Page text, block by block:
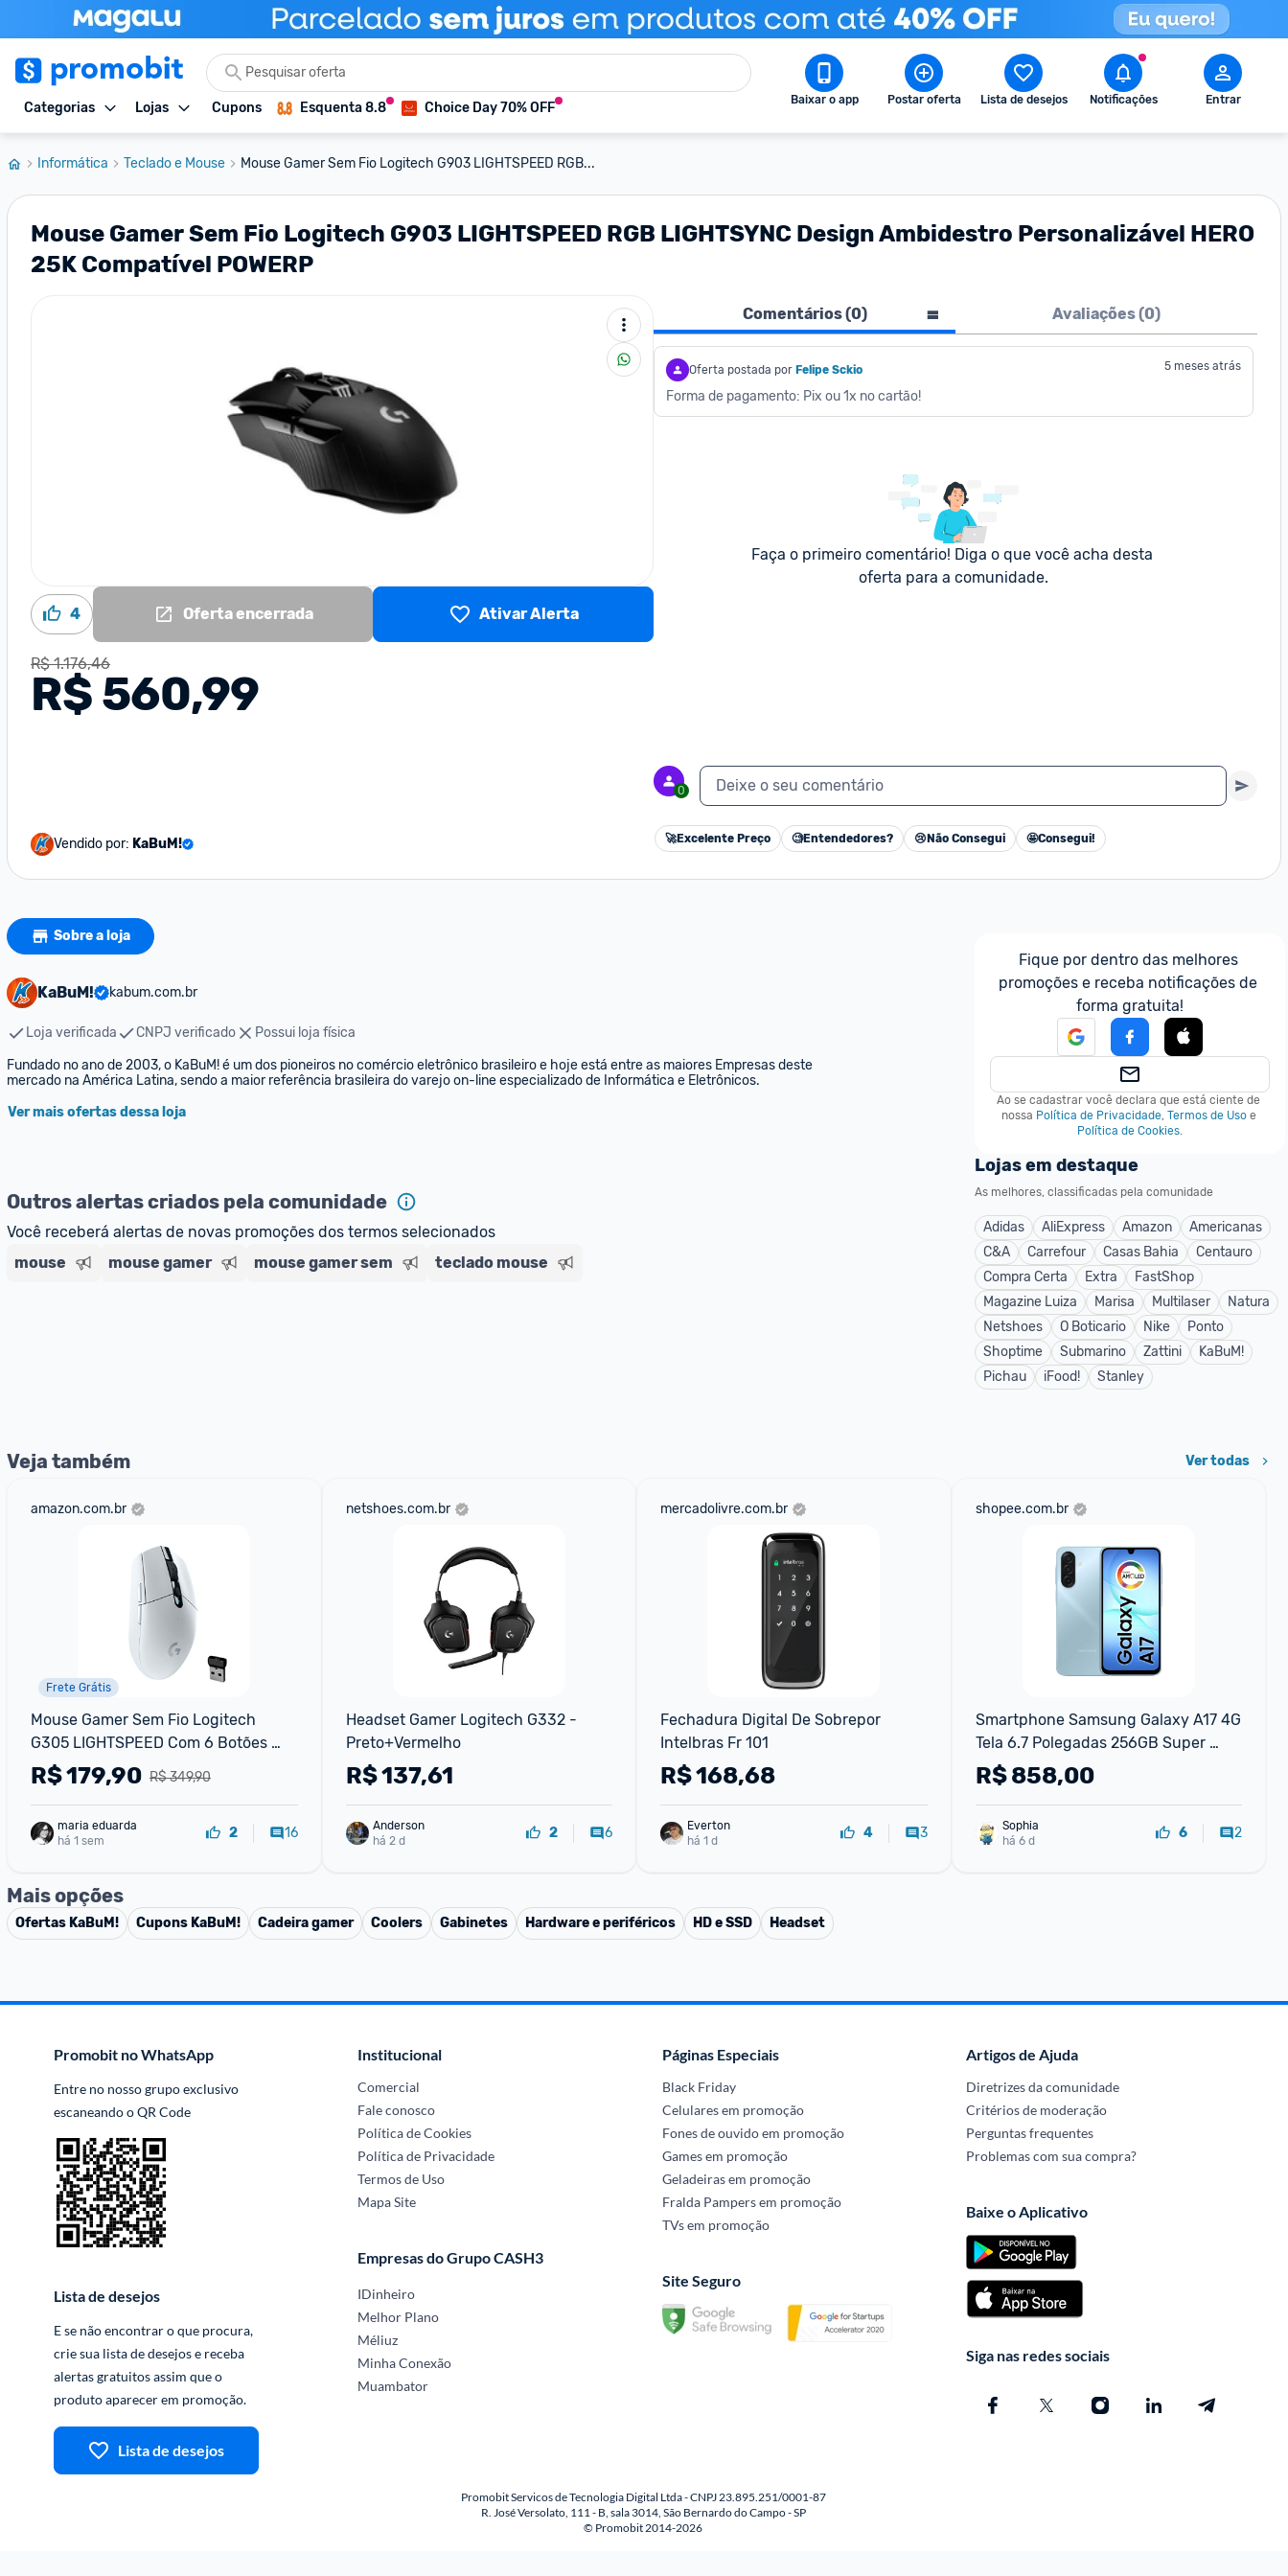
Categorias Lojas Cupons Esquenta 8.8 Choice Day 70% OFF Baixar o app Postar oferta Lista de desejos Notificações Entrar
Informática Teclado e Mouse Mouse Gamer Sem Fio Logitech G903 LIGHTSPEED RGB...
Mouse Gamer Sem Fio Logitech G903 LIGHTSPEED RGB LIGHTSYNC Design Ambidestro Personalizável HERO
25K Compatível POWERP
4 Oferta encerrada Ativar Alerta
R$ 1.176,46
R$ 560,99
Vendido por: KaBuM!
Comentários (0) Avaliações (0)
Oferta postada por Felipe Sckio 5 meses atrás
Forma de pagamento: Pix ou 1x no cartão!
Faça o primeiro comentário! Diga o que você acha desta
oferta para a comunidade.
0 Deixe o seu comentário
🚀Excelente Preço 🧐Entendedores? 😢 Não Consegui 🤩Consegui!
Sobre a loja
KaBuM! kabum.com.br
Loja verificada CNPJ verificado
Possui loja física
Fundado no ano de 2003, o KaBuM! é um dos pioneiros no comércio eletrônico brasileiro e hoje está entre as maiores Empresas deste
mercado na América Latina, sendo a maior referência brasileira do varejo on-line especializado de Informática e Eletrônicos.
Ver mais ofertas dessa loja
Outros alertas criados pela comunidade
Você receberá alertas de novas promoções dos termos selecionados
mouse
mouse gamer mouse gamer sem teclado mouse
Fique por dentro das melhores
promoções e receba notificações de
forma gratuita!
Ao se cadastrar você declara que está ciente de
nossa Política de Privacidade, Termos de Uso e
Política de Cookies.
Lojas em destaque
As melhores, classificadas pela comunidade
Adidas AliExpress Amazon
Americanas
C&A
Carrefour Casas Bahia
Centauro
Compra Certa
Extra
FastShop
Magazine Luiza
Marisa Multilaser
Natura
Netshoes
O Boticario Nike
Ponto
Shoptime
Submarino Zattini
KaBuM!
Pichau
iFood! Stanley
Veja também Ver todas
amazon.com.br
Frete Grátis
Mouse Gamer Sem Fio Logitech
G305 LIGHTSPEED Com 6 Botões
Programáveis E Até 12.000 DPI -
Branco
R$ 349,90
R$179,90
maria eduarda
há 1 sem
2 16
netshoes.com.br
Headset Gamer Logitech G332 -
Preto+Vermelho
R$137,61
Anderson
há 2 d
2 6
mercadolivre.com.br
Fechadura Digital De Sobrepor
Intelbras Fr 101
R$168,68
Everton
há 1 d
4 3
shopee.com.br
Smartphone Samsung Galaxy A17 4G
Tela 6.7 Polegadas 256GB Super
AMOLED Câmera Tripla 50MP Azul
Samsung
R$858,00
Sophia
há 6 d
6 2
Mais opções
Ofertas KaBuM! Cupons KaBuM! Cadeira gamer Coolers Gabinetes Hardware e periféricos HD e SSD Headset
Promobit no WhatsApp
Entre no nosso grupo exclusivo
escaneando o QR Code
Lista de desejos
E se não encontrar o que procura,
crie sua lista de desejos e receba
alertas gratuitos assim que o
produto aparecer em promoção.
Lista de desejos
Institucional
Comercial
Fale conosco
Política de Cookies
Política de Privacidade
Termos de Uso
Mapa Site
Empresas do Grupo CASH3
IDinheiro
Melhor Plano
Méliuz
Minha Conexão
Muambator
Páginas Especiais
Black Friday
Celulares em promoção
Fones de ouvido em promoção
Games em promoção
Geladeiras em promoção
Fralda Pampers em promoção
TVs em promoção
Site Seguro
Artigos de Ajuda
Diretrizes da comunidade
Critérios de moderação
Perguntas frequentes
Problemas com sua compra?
Baixe o Aplicativo
Siga nas redes sociais
Promobit Servicos de Tecnologia Digital Ltda - CNPJ 23.895.251/0001-87
R. José Versolato, 111 - B, sala 3014, São Bernardo do Campo - SP
© Promobit 2014-2026